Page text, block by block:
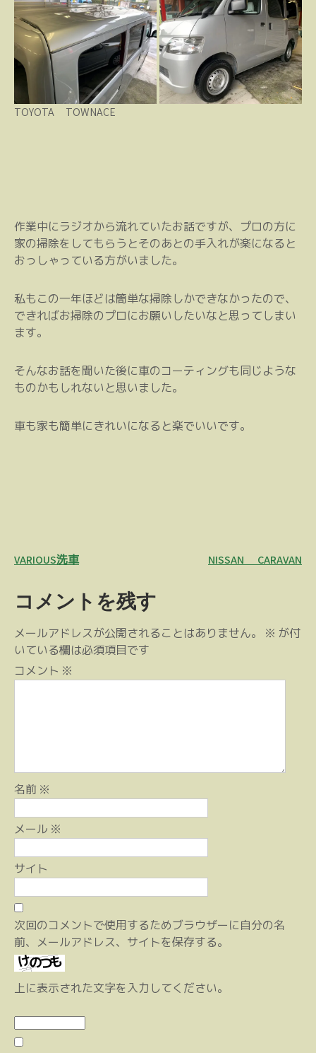
TOYOTA TOWNACE
作業中にラジオから流れていたお話ですが、プロの方に
家の掃除をしてもらうとそのあとの手入れが楽になると
おっしゃっている方がいました。
私もこの一年ほどは簡単な掃除しかできなかったので、
できればお掃除のプロにお願いしたいなと思ってしまい
ます。
そんなお話を聞いた後に車のコーティングも同じような
ものかもしれないと思いました。
車も家も簡単にきれいになると楽でいいです。
投
ナ
ビ
ゲ
ー
シ
VARIOUS洗車 NISSAN CARAVAN
コメントを残す
メールアドレスが公開されることはありません。 ※ が付
いている欄は必須項目です
コメント ※
名前 ※
メール ※
サイト
次回のコメントで使用するためブラウザーに自分の名
前、メールアドレス、サイトを保存する。
上に表示された文字を入力してください。